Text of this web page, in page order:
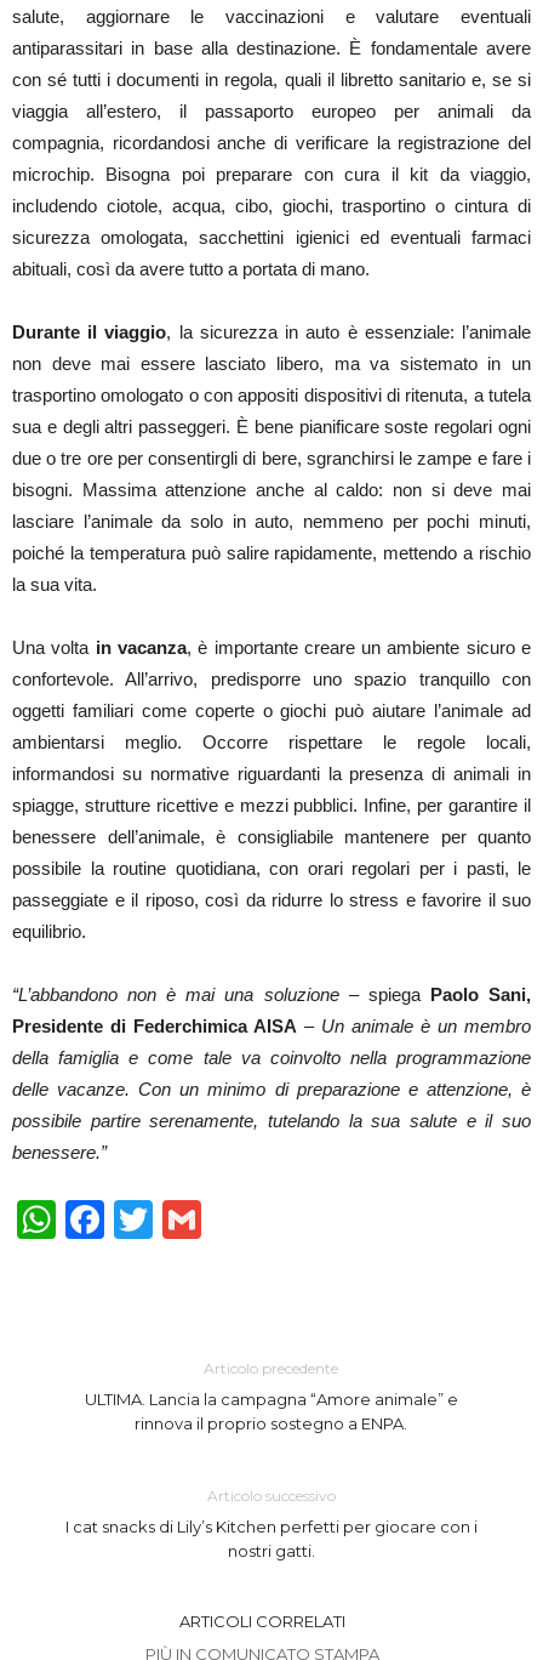
salute, aggiornare le vaccinazioni e valutare eventuali
antiparassitari in base alla destinazione. È fondamentale avere
con sé tutti i documenti in regola, quali il libretto sanitario e, se si
viaggia all’estero, il passaporto europeo per animali da
compagnia, ricordandosi anche di verificare la registrazione del
microchip. Bisogna poi preparare con cura il kit da viaggio,
includendo ciotole, acqua, cibo, giochi, trasportino o cintura di
sicurezza omologata, sacchettini igienici ed eventuali farmaci
abituali, così da avere tutto a portata di mano.
Durante il viaggio, la sicurezza in auto è essenziale: l’animale
non deve mai essere lasciato libero, ma va sistemato in un
trasportino omologato o con appositi dispositivi di ritenuta, a tutela
sua e degli altri passeggeri. È bene pianificare soste regolari ogni
due o tre ore per consentirgli di bere, sgranchirsi le zampe e fare i
bisogni. Massima attenzione anche al caldo: non si deve mai
lasciare l’animale da solo in auto, nemmeno per pochi minuti,
poiché la temperatura può salire rapidamente, mettendo a rischio
la sua vita.
Una volta in vacanza, è importante creare un ambiente sicuro e
confortevole. All’arrivo, predisporre uno spazio tranquillo con
oggetti familiari come coperte o giochi può aiutare l’animale ad
ambientarsi meglio. Occorre rispettare le regole locali,
informandosi su normative riguardanti la presenza di animali in
spiagge, strutture ricettive e mezzi pubblici. Infine, per garantire il
benessere dell’animale, è consigliabile mantenere per quanto
possibile la routine quotidiana, con orari regolari per i pasti, le
passeggiate e il riposo, così da ridurre lo stress e favorire il suo
equilibrio.
“L’abbandono non è mai una soluzione– spiega Paolo Sani,
Presidente di Federchimica AISA – Un animale è un membro
della famiglia e come tale va coinvolto nella programmazione
delle vacanze. Con un minimo di preparazione e attenzione, è
possibile partire serenamente, tutelando la sua salute e il suo
benessere.”
WhatsApp
Facebook
Twitter
Articolo precedente
ULTIMA. Lancia la campagna “Amore animale” e
rinnova il proprio sostegno a ENPA.
Articolo successivo
I cat snacks di Lily’s Kitchen perfetti per giocare con i
nostri gatti.
ARTICOLI CORRELATI
PIÙ IN COMUNICATO STAMPA